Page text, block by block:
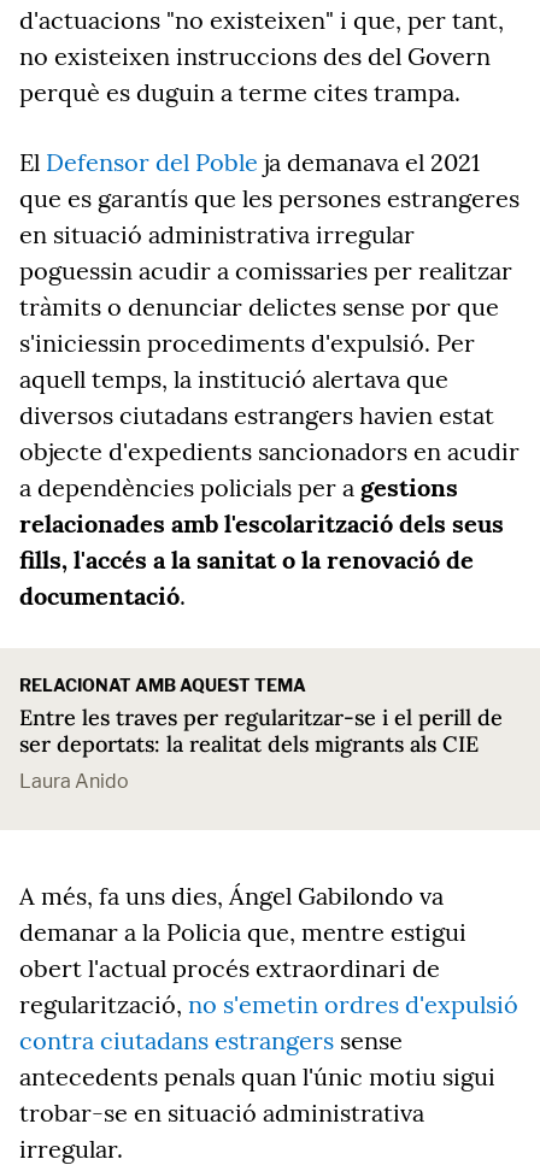
d'actuacions "no existeixen" i que, per tant,
no existeixen instruccions des del Govern
perquè es duguin a terme cites trampa.
El Defensor del Poble ja demanava el 2021
que es garantís que les persones estrangeres
en situació administrativa irregular
poguessin acudir a comissaries per realitzar
tràmits o denunciar delictes sense por que
s'iniciessin procediments d'expulsió. Per
aquell temps, la institució alertava que
diversos ciutadans estrangers havien estat
objecte d'expedients sancionadors en acudir
a dependències policials per a gestions
relacionades amb l'escolarització dels seus
fills, l'accés a la sanitat o la renovació de
documentació.
RELACIONAT AMB AQUEST TEMA
Entre les traves per regularitzar-se i el perill de
ser deportats: la realitat dels migrants als CIE
Laura Anido
A més, fa uns dies, Ángel Gabilondo va
demanar a la Policia que, mentre estigui
obert l'actual procés extraordinari de
regularització, no s'emetin ordres d'expulsió
contra ciutadans estrangers sense
antecedents penals quan l'únic motiu sigui
trobar-se en situació administrativa
irregular.